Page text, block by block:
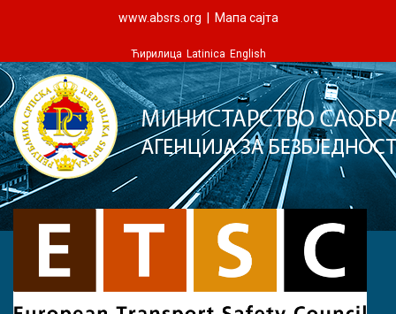
www.absrs.org Мапа сајта
Ћирилица Latinica English